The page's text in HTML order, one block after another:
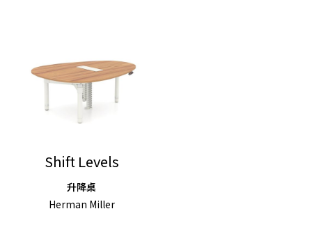
Shift Levels
升降桌
Herman Miller